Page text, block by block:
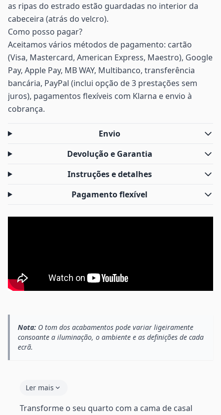
as ripas do estrado estão guardadas no interior da
cabeceira (atrás do velcro).
Como posso pagar?
Aceitamos vários métodos de pagamento: cartão
(Visa, Mastercard, American Express, Maestro), Google
Pay, Apple Pay, MB WAY, Multibanco, transferência
bancária, PayPal (inclui opção de 3 prestações sem
juros), pagamentos flexíveis com Klarna e envio à
cobrança.
Envio
Devolução e Garantia
Instruções e detalhes
Pagamento flexível
Nota: O tom dos acabamentos pode variar ligeiramente
consoante a iluminação, o ambiente e as definições de cada
ecrã.
Ler mais
Transforme o seu quarto com a cama de casal